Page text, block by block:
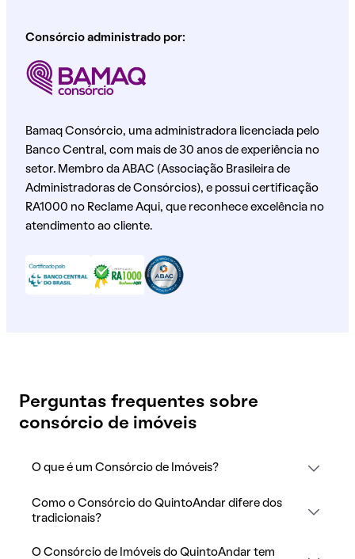
Consórcio administrado por:
Bamaq Consórcio, uma administradora licenciada pelo
Banco Central, com mais de 30 anos de experiência no
setor. Membro da ABAC (Associação Brasileira de
Administradoras de Consórcios), e possui certificação
RA1000 no Reclame Aqui, que reconhece excelência no
atendimento ao cliente.
Perguntas frequentes sobre
consórcio de imóveis
O que é um Consórcio de Imóveis?
Como o Consórcio do QuintoAndar difere dos
tradicionais?
O Consórcio de Imóveis do QuintoAndar tem